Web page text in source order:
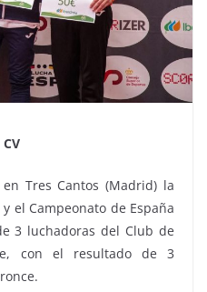
Tres Cantos (Madrid) la
el Campeonato de España
3 luchadoras del Club de
con el resultado de 3